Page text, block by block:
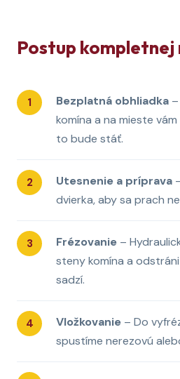
Postup
Bezplatná obhliadka
komína a na mieste
to bude stáť.
Utesnenie a príprava
dvierka, aby sa prach
Frézovanie –
steny komína a
sadzí.
Vložkovanie – Do
spustíme nerezovú